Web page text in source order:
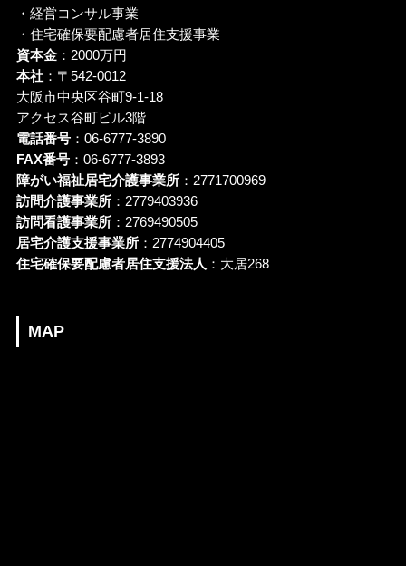
・経営コンサル事業
・住宅確保要配慮者居住支援事業
資本金：2000万円
本社：〒542-0012
大阪市中央区谷町9-1-18
アクセス谷町ビル3階
電話番号：06-6777-3890
FAX番号：06-6777-3893
障がい福祉居宅介護事業所：2771700969
訪問介護事業所：2779403936
訪問看護事業所：2769490505
居宅介護支援事業所：2774904405
住宅確保要配慮者居住支援法人 ：大居268
MAP